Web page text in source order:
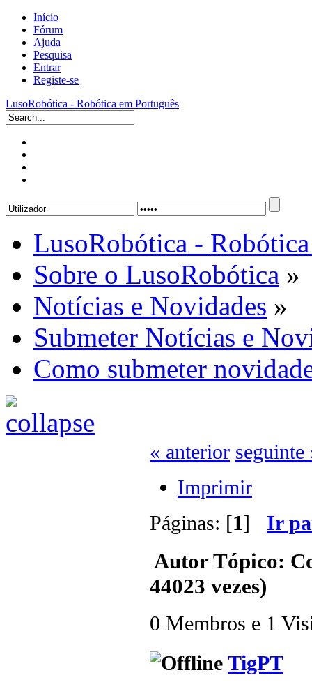
Início
Fórum
Ajuda
Pesquisa
Entrar
Registe-se
LusoRobótica - Robótica em Português
LusoRobótica -
Sobre o LusoRobótica »
Notícias e Novidades »
Submeter Notícias e
Como submeter
« anterior seguinte
Imprimir
Páginas: [1] Ir
AutorTópico:
44023 vezes)
0 Membros e 1
TigPT